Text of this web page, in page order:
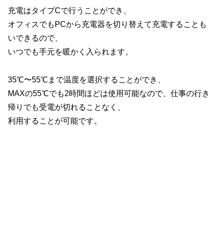
充電はタイプCで行うことができ、
オフィスでもPCから充電器を切り替えて充電することも
いできるので、
いつでも手元を暖かく入られます。
35℃〜55℃まで温度を選択することができ、
MAXの55℃でも2時間ほどは使用可能なので、仕事の行き
帰りでも受電が切れることなく、
利用することが可能です。